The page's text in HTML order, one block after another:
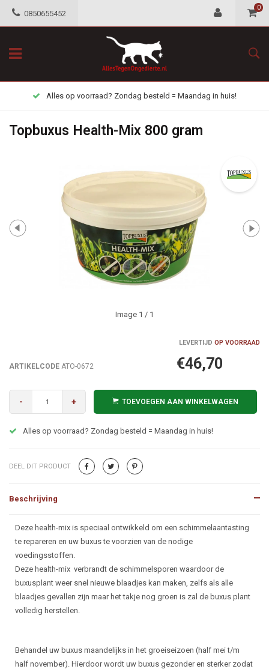
0850655452
0
Alles op voorraad? Zondag besteld = Maandag in huis!
Topbuxus Health-Mix 800 gram
Image 1 / 1
LEVERTIJD OP VOORRAAD
ARTIKELCODE ATO-0672 €46,70
- + TOEVOEGEN AAN WINKELWAGEN
Alles op voorraad? Zondag besteld = Maandag in huis!
DEEL DIT PRODUCT
Beschrijving
Beschrijving
Deze health-mix is speciaal ontwikkeld om een schimmelaantasting
te repareren en uw buxus te voorzien van de nodige
voedingsstoffen.
Deze health-mix verbrandt de schimmelsporen waardoor de
buxusplant weer snel nieuwe blaadjes kan maken, zelfs als alle
blaadjes gevallen zijn maar het takje nog groen is zal de buxus plant
volledig herstellen.
Behandel uw buxus maandelijks in het groeiseizoen (half mei t/m
half november). Hierdoor wordt uw buxus gezonder en sterker zodat